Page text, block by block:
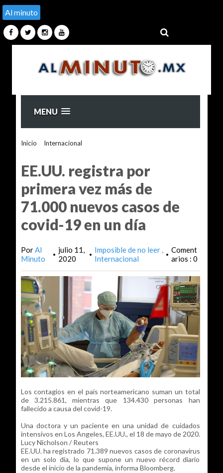
Al minuto
MENU
Inicio Internacional
EE.UU. registra por
primera vez más de
71.000 nuevos casos de
covid-19 en un día
PorAl
Minuto
• julio 11,
2020
• Imposible de no leer
Internacional
• Coment
arios : 0
Los contagios en el país norteamericano suman un total
de 3.215.861, mientras que 134.430 personas han
fallecido a causa del covid-19.
Una doctora y un paciente en una unidad de cuidados
intensivos en Los Angeles, EE.UU., el 18 de mayo de 2020.
Lucy Nicholson / Reuters
EE.UU. ha registrado 71.389 nuevos casos de coronavirus
en un solo día, lo que supone un nuevo récord diario
desde el inicio de la pandemia, informa Bloomberg.